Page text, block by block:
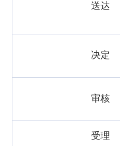
送达
决定
审核
受理